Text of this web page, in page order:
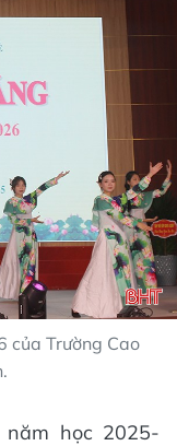
của Trường Cao
học 2025-